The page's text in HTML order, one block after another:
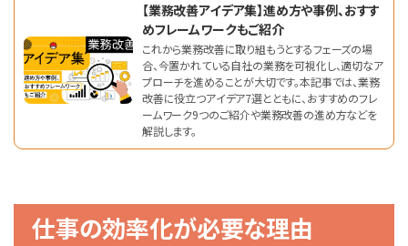
【業務改善アイデア集】進め方や事例、おすす
めフレームワークもご紹介
これから業務改善に取り組もうとするフェーズの場
合、今置かれている自社の業務を可視化し、適切なア
プローチを進めることが大切です。本記事では、業務
改善に役立つアイデア7選とともに、おすすめのフレ
ームワーク9つのご紹介や業務改善の進め方などを
解説します。
仕事の効率化が必要な理由